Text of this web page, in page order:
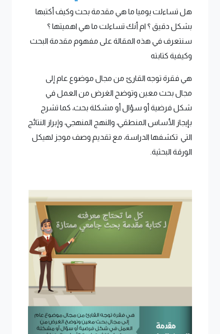
هل تساءلت يوميا ما هي مقدمة بحث وكيف أكتبها
بشكل دقيق ؟ ام أنك تساءلت ما هي اهميتها ؟
سنتعرف في هذه المقالة على مفهوم مقدمة البحث
وكيفية كتابته
هي فقرة توجه القارئ من مجال موضوع عام إلى
مجال بحث معين وتوضح الغرض من العمل في
شكل فرضية أو سؤال أو مشكلة بحث، كما تشرح
بإيجاز الأساس المنطقي، والنهج المنهجي، وإبراز النتائج
التي تكشفها الدراسة، مع تقديم وصف موجز لهيكل
الورقة البحثية.